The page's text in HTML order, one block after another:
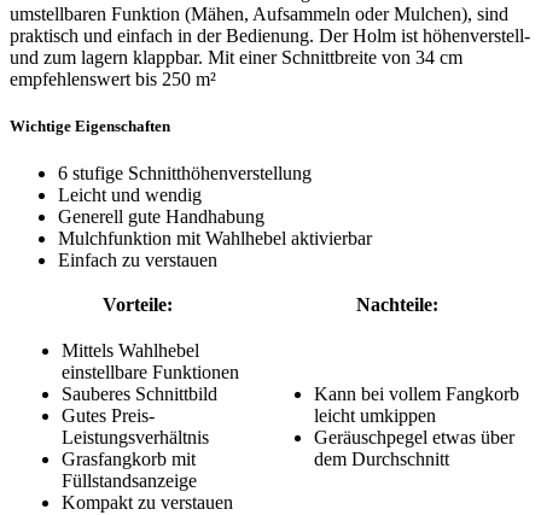
umstellbaren Funktion (Mähen, Aufsammeln oder Mulchen), sind
praktisch und einfach in der Bedienung. Der Holm ist höhenverstell-
und zum lagern klappbar. Mit einer Schnittbreite von 34 cm
empfehlenswert bis 250 m²
Wichtige Eigenschaften
6 stufige Schnitthöhenverstellung
Leicht und wendig
Generell gute Handhabung
Mulchfunktion mit Wahlhebel aktivierbar
Einfach zu verstauen
Vorteile: Nachteile:
Mittels Wahlhebel
einstellbare Funktionen
Sauberes Schnittbild
Gutes Preis-
Leistungsverhältnis
Grasfangkorb mit
Füllstandsanzeige
Kompakt zu verstauen
Kann bei vollem Fangkorb
leicht umkippen
Geräuschpegel etwas über
dem Durchschnitt